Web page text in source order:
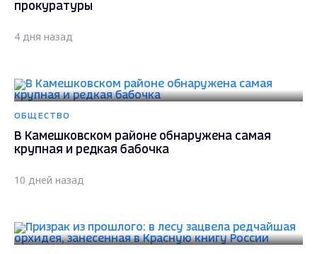
прокуратуры
4 дня назад
ОБЩЕСТВО
В Камешковском районе обнаружена самая
крупная и редкая бабочка
10 дней назад